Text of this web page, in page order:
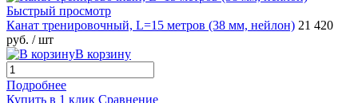
Быстрый просмотр
Канат тренировочный, L=15 метров (38 мм, нейлон) 21 420
руб. / шт
В корзину
Подробнее
Купить в 1 клик Сравнение